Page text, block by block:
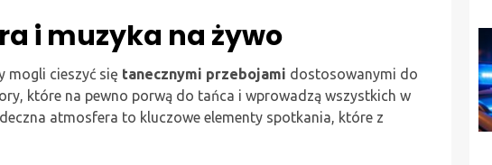
i muzyka na żywo
mogli cieszyć się tanecznymi przebojami dostosowanymi do
które na pewno porwą do tańca i wprowadzą wszystkich w
atmosfera to kluczowe elementy spotkania, które z